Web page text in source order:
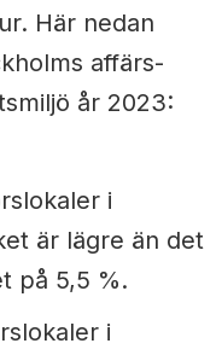
Här nedan
affärs-
år 2023:
i
är lägre än det
på 5,5 %.
i